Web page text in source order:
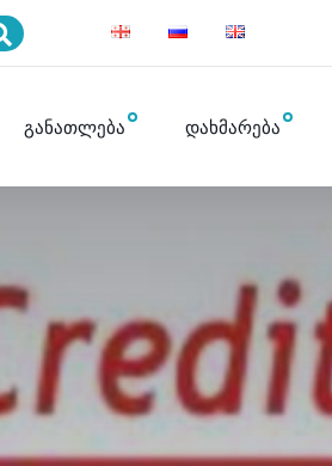
განათლება დახმარება